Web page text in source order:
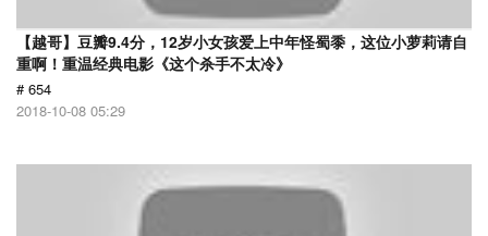
【越哥】豆瓣9.4分，12岁小女孩爱上中年怪蜀黍，这位小萝莉请自
重啊！重温经典电影《这个杀手不太冷》
# 654
2018-10-08 05:29